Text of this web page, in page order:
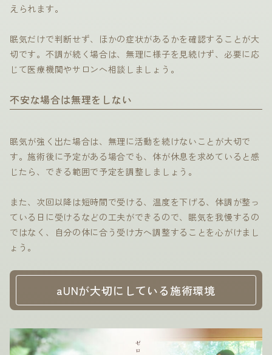
えられます。
眠気だけで判断せず、ほかの症状があるかを確認することが大
切です。不調が続く場合は、無理に様子を見続けず、必要に応
じて医療機関やサロンへ相談しましょう。
不安な場合は無理をしない
眠気が強く出た場合は、無理に活動を続けないことが大切で
す。施術後に予定がある場合でも、体が休息を求めていると感
じたら、できる範囲で予定を調整しましょう。
また、次回以降は短時間で受ける、温度を下げる、体調が整っ
ている日に受けるなどの工夫ができるので、眠気を我慢するの
ではなく、自分の体に合う受け方へ調整することを心がけまし
ょう。
aUNが大切にしている施術環境